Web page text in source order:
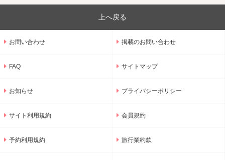
上へ戻る
お問い合わせ 掲載のお問い合わせ
FAQ サイトマップ
お知らせ プライバシーポリシー
サイト利用規約 会員規約
予約利用規約 旅行業約款